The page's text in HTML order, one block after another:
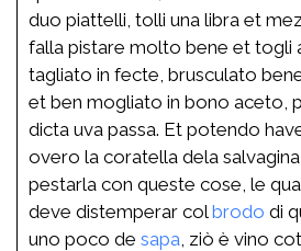
duo piattelli, tolli una libra et
falla pistare molto bene et togli
tagliato in fecte, brusculato
et ben mogliato in bono aceto,
dicta uva passa. Et potendo
overo la coratella dela
pestarla con queste cose, le
deve distemperar colbrodo di
uno poco de sapa , ziò è vino